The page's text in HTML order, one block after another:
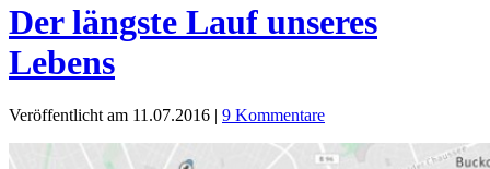
Der längste Lauf unseres
Lebens
Veröffentlicht am 11.07.2016 | 9 Kommentare